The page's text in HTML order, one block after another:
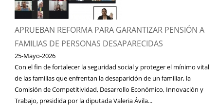
APRUEBAN REFORMA PARA GARANTIZAR PENSIÓN A
FAMILIAS DE PERSONAS DESAPARECIDAS
25-Mayo-2026
Con el fin de fortalecer la seguridad social y proteger el mínimo vital
de las familias que enfrentan la desaparición de un familiar, la
Comisión de Competitividad, Desarrollo Económico, Innovación y
Trabajo, presidida por la diputada Valeria Ávila...